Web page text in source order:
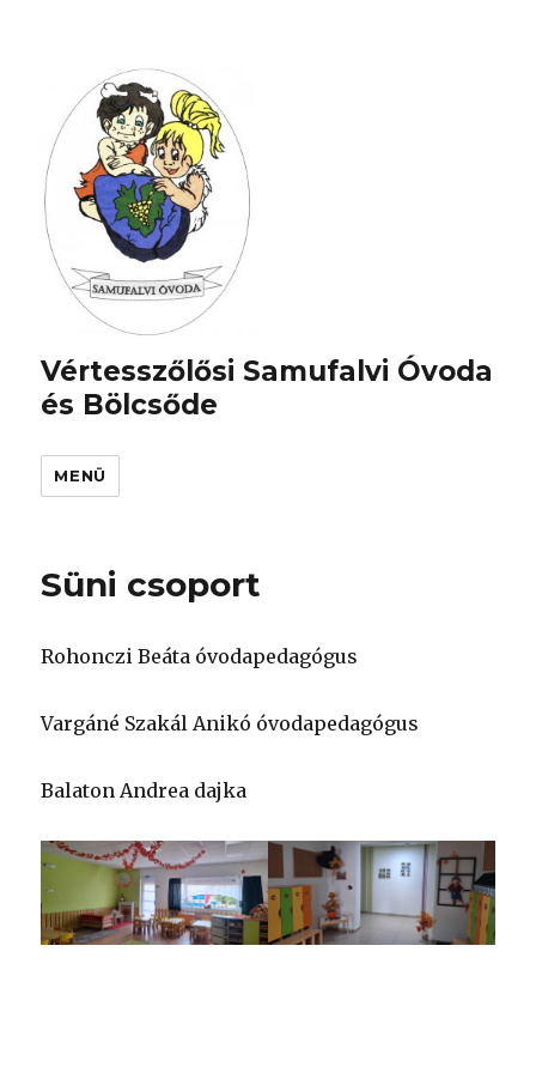
Vértesszőlősi Samufalvi Óvoda
és Bölcsőde
MENÜ
Süni csoport
Rohonczi Beáta óvodapedagógus
Vargáné Szakál Anikó óvodapedagógus
Balaton Andrea dajka